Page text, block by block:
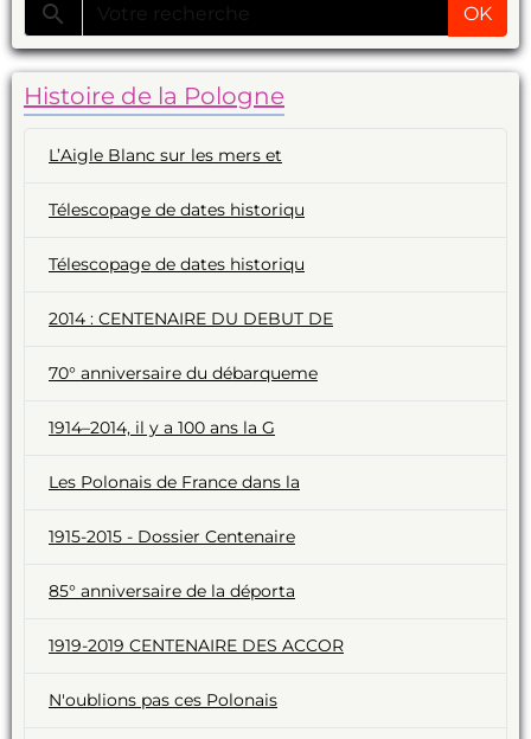
OK
Histoire de la Pologne
L’Aigle Blanc sur les mers et
Télescopage de dates historiqu
Télescopage de dates historiqu
2014 : CENTENAIRE DU DEBUT DE
70° anniversaire du débarqueme
1914–2014, il y a 100 ans la G
Les Polonais de France dans la
1915-2015 - Dossier Centenaire
85° anniversaire de la déporta
1919-2019 CENTENAIRE DES ACCOR
N'oublions pas ces Polonais